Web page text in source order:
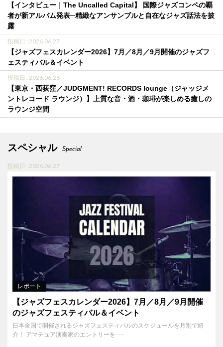
【インタビュー｜The Uncalled Capital】 国際ジャズコンペの覇
者が新アルバム発表─精緻なアンサンブルと自在なジャズ話法を披
露
投稿日 : 2026.06.27
【ジャズフェスカレンダー2026】7月／8月／9月開催のジャズフ
ェスティバル＆イベント
投稿日 : 2026.06.26
【東京・西荻窪／JUDGMENT! RECORDS lounge（ジャッジメ
ントレコード ラウンジ）】上質な音・酒・珈琲が楽しめる癒しの
ラウンジ空間
スペシャル Special
投稿日 : 2026.06.27
レポート
【ジャズフェスカレンダー2026】7月／8月／9月開催
のジャズフェスティバル＆イベント
日本全国で開催されるジャズフェスティバルのスケジュールを月別で紹
介！ アマチュア演奏家のエントリーを･･･